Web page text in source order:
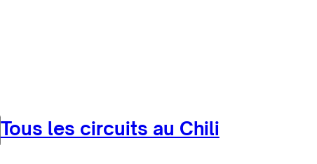
Tous les circuits au Chili